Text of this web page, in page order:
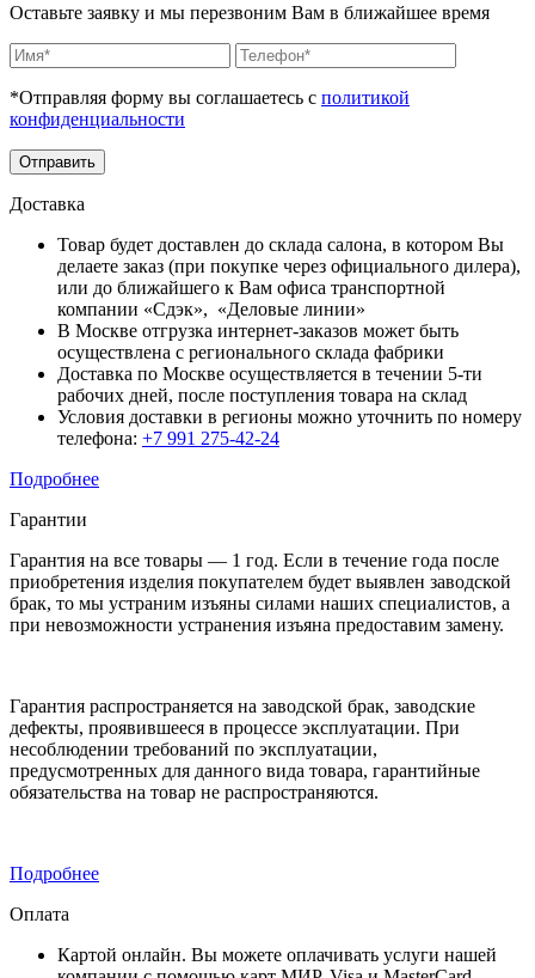
Оставьте заявку и мы перезвоним Вам в ближайшее время
*Отправляя форму вы соглашаетесь с политикой
конфиденциальности
Отправить
Доставка
Товар будет доставлен до склада салона, в котором Вы
делаете заказ (при покупке через официального дилера),
или до ближайшего к Вам офиса транспортной
компании «Сдэк», «Деловые линии»
В Москве отгрузка интернет-заказов может быть
осуществлена с регионального склада фабрики
Доставка по Москве осуществляется в течении 5-ти
рабочих дней, после поступления товара на склад
Условия доставки в регионы можно уточнить по номеру
телефона: +7 991 275-42-24
Подробнее
Гарантии
Гарантия на все товары — 1 год. Если в течение года после
приобретения изделия покупателем будет выявлен заводской
брак, то мы устраним изъяны силами наших специалистов, а
при невозможности устранения изъяна предоставим замену.
Гарантия распространяется на заводской брак, заводские
дефекты, проявившееся в процессе эксплуатации. При
несоблюдении требований по эксплуатации,
предусмотренных для данного вида товара, гарантийные
обязательства на товар не распространяются.
Подробнее
Оплата
Картой онлайн. Вы можете оплачивать услуги нашей